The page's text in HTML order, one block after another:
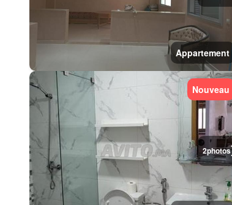
Appartement
2photos
Nouveau